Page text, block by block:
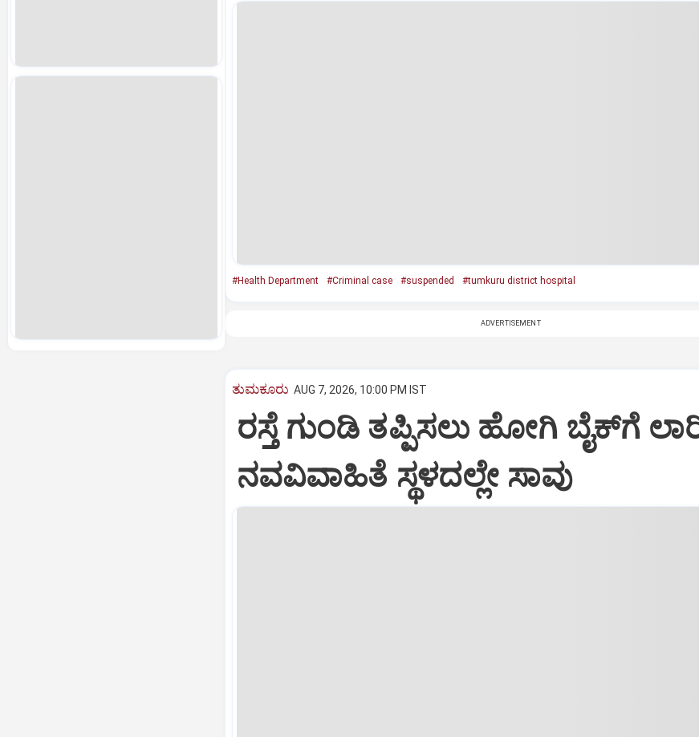
#Health Department #Criminal case #suspended #tumkuru district hospital
ADVERTISEMENT
ತುಮಕೂರು AUG 7, 2026, 10:00 PM IST
ರಸ್ತೆ ಗುಂಡಿ ತಪ್ಪಿಸಲು ಹೋಗಿ ಬೈಕ್‌ಗೆ
ನವವಿವಾಹಿತೆ ಸ್ಥಳದಲ್ಲೇ ಸಾವು